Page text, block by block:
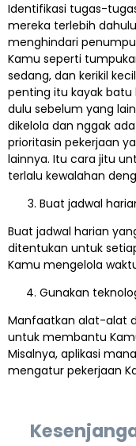
Identifikasi tugas-
mereka terlebih
menghindari
Kamu seperti
sedang, dan kerikil
penting itu kayak batu
dulu sebelum yang
dikelola dan nggak
prioritasin pekerjaan
lainnya. Itu cara jitu
terlalu kewalahan
Buat jadwal
Buat jadwal harian
ditentukan untuk
Kamu mengelola
Gunakan
Manfaatkan alat-alat
untuk membantu
Misalnya, aplikasi
mengatur pekerjaan